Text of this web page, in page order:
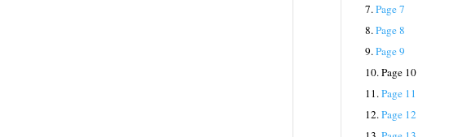
7.Page 7
8.Page 8
9.Page 9
10.Page 10
11.Page 11
12.Page 12